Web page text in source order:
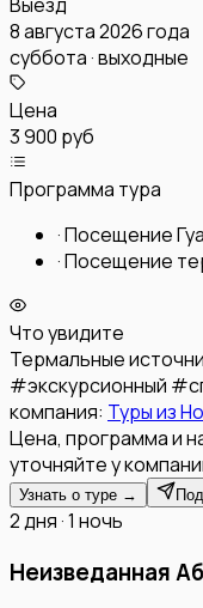
8 августа 2026 года
суббота · выходные
Цена
3 900 руб
Программа тура
·Посещение
·Посещение
Что увидите
Термальные
#экскурсионный #
компания: Туры из
Цена, программа и
уточняйте у
Узнать о туре →
2 дня · 1 ночь
Неизведанная